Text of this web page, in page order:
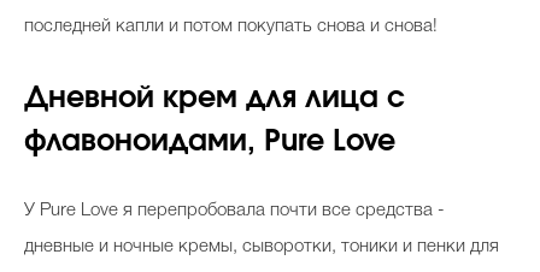
последней капли и потом покупать снова и снова!
Дневной крем для лица с
флавоноидами, Pure Love
У Pure Love я перепробовала почти все средства -
дневные и ночные кремы, сыворотки, тоники и пенки для